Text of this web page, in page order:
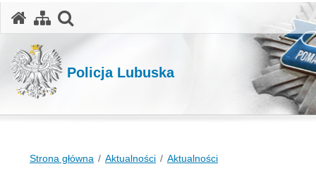
Policja Lubuska
Strona główna Aktualności Aktualności